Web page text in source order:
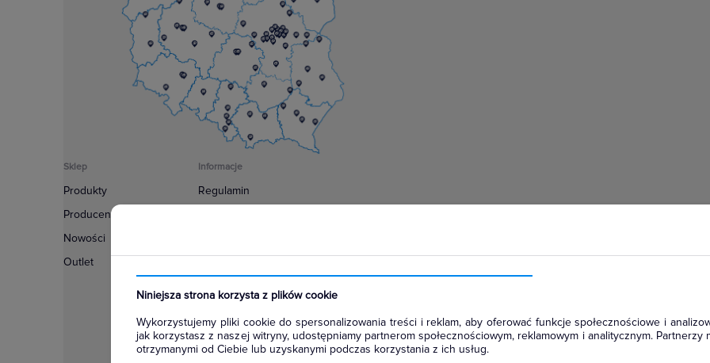
Niniejsza strona korzysta z plików cookie
Wykorzystujemy pliki cookie do spersonalizowania treści i reklam, aby oferować funkcje społecznościowe i
jak korzystasz z naszej witryny, udostępniamy partnerom społecznościowym, reklamowym i analitycznym. Partnerzy
otrzymanymi od Ciebie lub uzyskanymi podczas korzystania z ich usług.
Sklep
Produkty
Producenci
Nowości
Outlet
Informacje
Regulamin
Konfiguratory
Najczęściej zadawane pytania